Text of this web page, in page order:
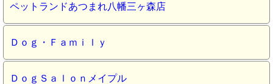
ペットランドあつまれ八幡三ヶ森店
Ｄｏｇ・Ｆａｍｉｌｙ
ＤｏｇＳａｌｏｎメイプル